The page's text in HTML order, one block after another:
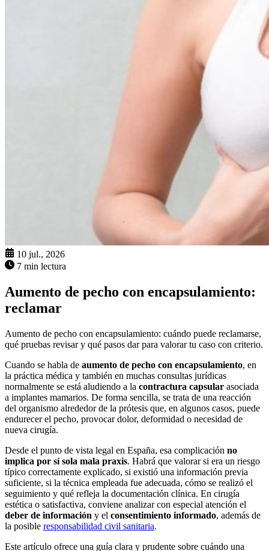
10 jul., 2026
7 min lectura
Aumento de pecho con encapsulamiento:
reclamar
Aumento de pecho con encapsulamiento: cuándo puede reclamarse,
qué pruebas revisar y qué pasos dar para valorar tu caso con criterio.
Cuando se habla de aumento de pecho con encapsulamiento, en
la práctica médica y también en muchas consultas jurídicas
normalmente se está aludiendo a la contractura capsular asociada
a implantes mamarios. De forma sencilla, se trata de una reacción
del organismo alrededor de la prótesis que, en algunos casos, puede
endurecer el pecho, provocar dolor, deformidad o necesidad de
nueva cirugía.
Desde el punto de vista legal en España, esa complicación no
implica por sí sola mala praxis. Habrá que valorar si era un riesgo
típico correctamente explicado, si existió una información previa
suficiente, si la técnica empleada fue adecuada, cómo se realizó el
seguimiento y qué refleja la documentación clínica. En cirugía
estética o satisfactiva, conviene analizar con especial atención el
deber de información y el consentimiento informado, además de
la posible responsabilidad civil sanitaria.
Este artículo ofrece una guía clara y prudente sobre cuándo una